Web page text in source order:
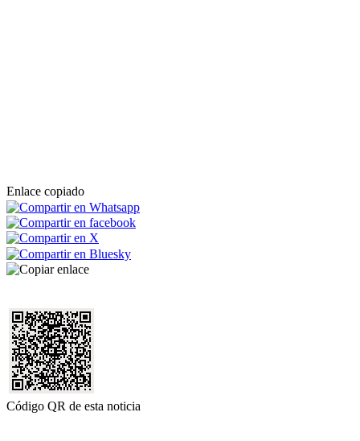
Enlace copiado
Código QR de esta noticia